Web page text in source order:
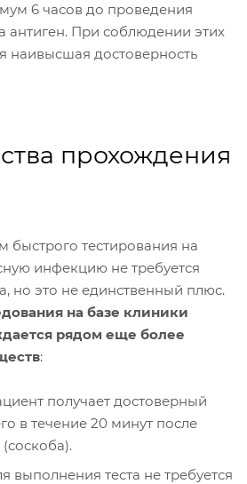
6 часов до проведения
антиген. При соблюдении этих
наивысшая достоверность
прохождения
тестирования на
инфекцию не требуется
но это не единственный плюс.
на базе клиники
рядом еще более
:
получает достоверный
в течение 20 минут после
выполнения теста не требуется